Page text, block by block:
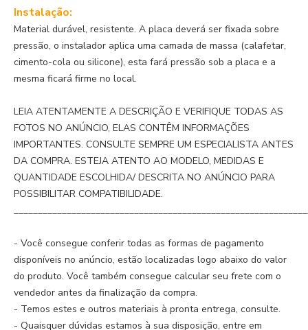
Instalação:
Material durável, resistente. A placa deverá ser fixada sobre
pressão, o instalador aplica uma camada de massa (calafetar,
cimento-cola ou silicone), esta fará pressão sob a placa e a
mesma ficará firme no local.
LEIA ATENTAMENTE A DESCRIÇÃO E VERIFIQUE TODAS AS
FOTOS NO ANÚNCIO, ELAS CONTÊM INFORMAÇÕES
IMPORTANTES. CONSULTE SEMPRE UM ESPECIALISTA ANTES
DA COMPRA. ESTEJA ATENTO AO MODELO, MEDIDAS E
QUANTIDADE ESCOLHIDA/ DESCRITA NO ANÚNCIO PARA
POSSIBILITAR COMPATIBILIDADE.
- Você consegue conferir todas as formas de pagamento
disponíveis no anúncio, estão localizadas logo abaixo do valor
do produto. Você também consegue calcular seu frete com o
vendedor antes da finalização da compra.
- Temos estes e outros materiais à pronta entrega, consulte.
- Quaisquer dúvidas estamos à sua disposição, entre em